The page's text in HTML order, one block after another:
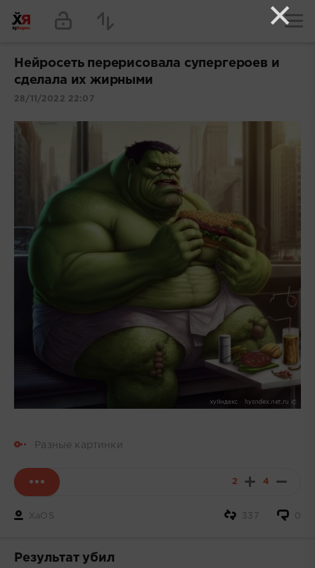
Нейросеть перерисовала супергероев и
сделала их жирными
28/11/2022 22:07
Разные картинки
2 4
XaOS 0
337
Результат убил
×